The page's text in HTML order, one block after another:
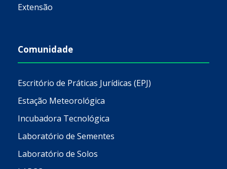
Extensão
Comunidade
Escritório de Práticas Jurídicas (EPJ)
Estação Meteorológica
Incubadora Tecnológica
Laboratório de Sementes
Laboratório de Solos